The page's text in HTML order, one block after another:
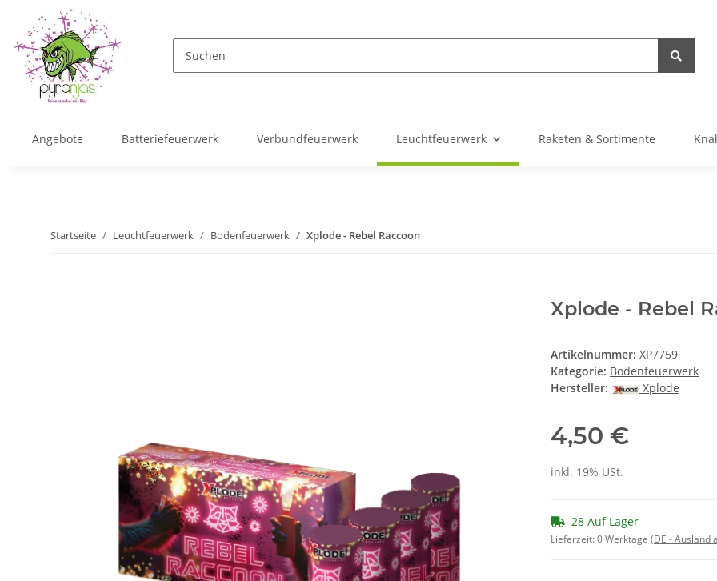
Angebote Batteriefeuerwerk Verbundfeuerwerk Leuchtfeuerwerk Raketen & Sortimente
Startseite Leuchtfeuerwerk Bodenfeuerwerk Xplode - Rebel Raccoon
Xplode - Rebel
Artikelnummer: XP7759
Kategorie: Bodenfeuerwerk
Hersteller:
Xplode
4,50 €
inkl. 19% USt.
28 Auf Lager
Lieferzeit:0 Werktage (DE - Ausland